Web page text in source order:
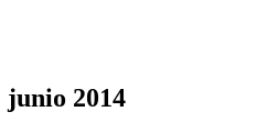
junio 2014